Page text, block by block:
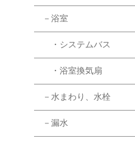
－浴室
・システムバス
・浴室換気扇
－水まわり、水栓
－漏水